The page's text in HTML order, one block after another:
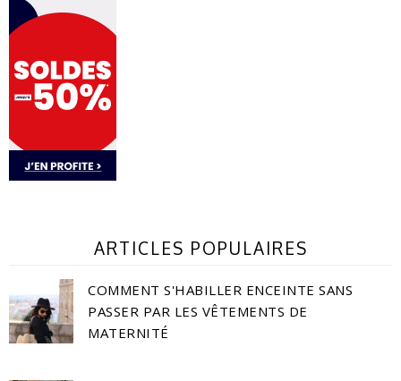
ARTICLES POPULAIRES
COMMENT S'HABILLER ENCEINTE SANS
PASSER PAR LES VÊTEMENTS DE
MATERNITÉ